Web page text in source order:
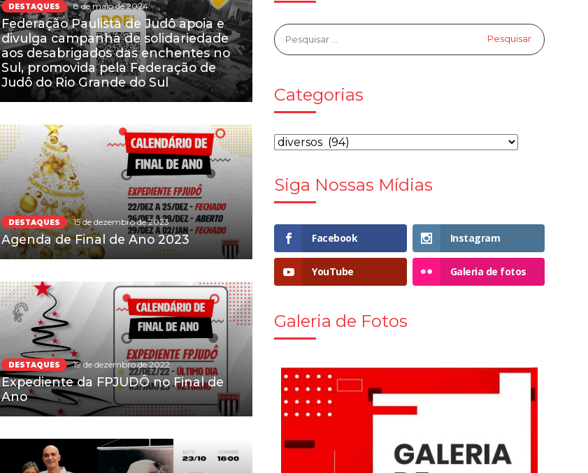
DESTAQUES 8 de maio de 2024
Federação Paulista de Judô apoia e
divulga campanha de solidariedade
aos desabrigados das enchentes no
Sul, promovida pela Federação de
Judô do Rio Grande do Sul
DESTAQUES 15 de dezembro de 2023
Agenda de Final de Ano 2023
DESTAQUES 19 de dezembro de 2022
Expediente da FPJUDÔ no Final de
Ano
Categorias
Siga Nossas Mídias
Facebook Instagram
YouTube Galeria de fotos
Galeria de Fotos